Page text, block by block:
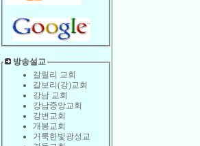
방송설교
갈릴리 교회
갈보리(강)교회
강남 교회
강남중앙교회
강변교회
개봉교회
거룩한빛광성교